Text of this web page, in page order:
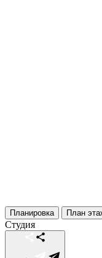
Планировка План
Студия